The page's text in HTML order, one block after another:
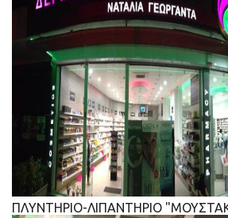
ΠΛΥΝΤΗΡΙΟ-ΛΙΠΑΝΤΗΡΙΟ